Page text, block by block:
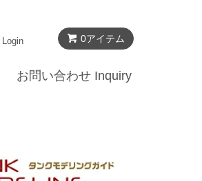
0アイテム
Login
お問い合わせ Inquiry